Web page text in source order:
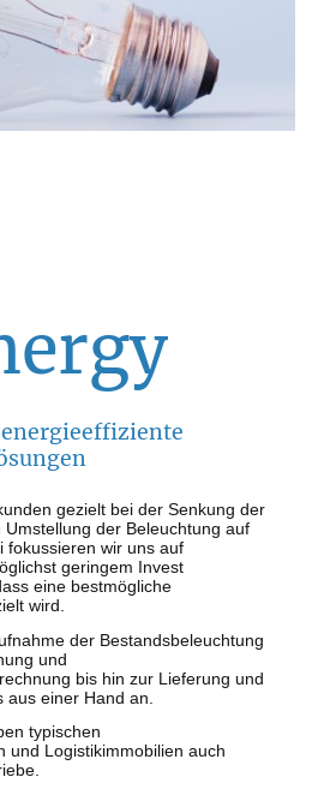
gezielt bei der Senkung der
der Beleuchtung auf
fokussieren wir uns auf
geringem Invest
eine bestmögliche
wird.
der Bestandsbeleuchtung
und
bis hin zur Lieferung und
einer Hand an.
typischen
und Logistikimmobilien auch